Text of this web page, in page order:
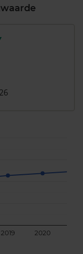
2019 2020